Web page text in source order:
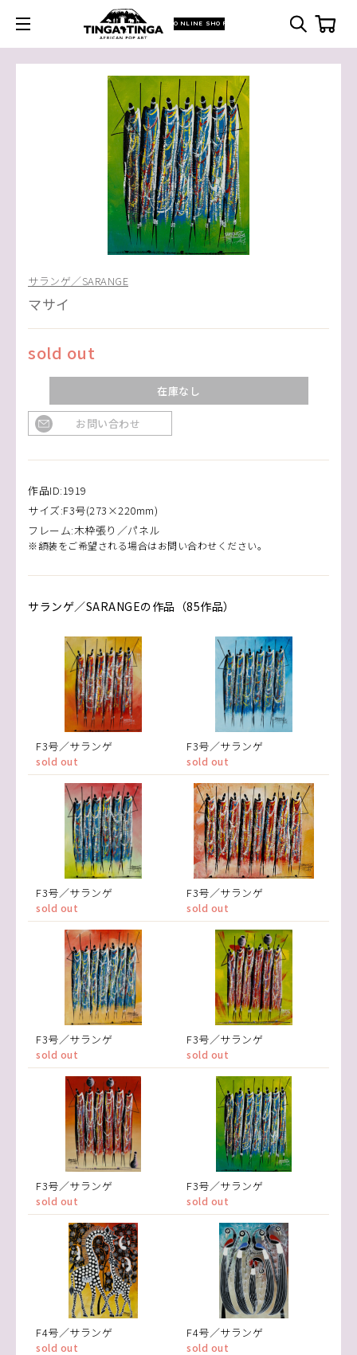
ONLINE SHOP
サランゲ／SARANGE
マサイ
sold out
在庫なし
お問い合わせ
作品ID:1919
サイズ:F3号(273×220mm)
フレーム:木枠張り／パネル
※額装をご希望される場合はお問い合わせください。
サランゲ／SARANGEの作品（85作品）
F3号／サランゲ
sold out
F3号／サランゲ
sold out
F3号／サランゲ
sold out
F3号／サランゲ
sold out
F3号／サランゲ
sold out
F3号／サランゲ
sold out
F3号／サランゲ
sold out
F3号／サランゲ
sold out
F4号／サランゲ
sold out
F4号／サランゲ
sold out